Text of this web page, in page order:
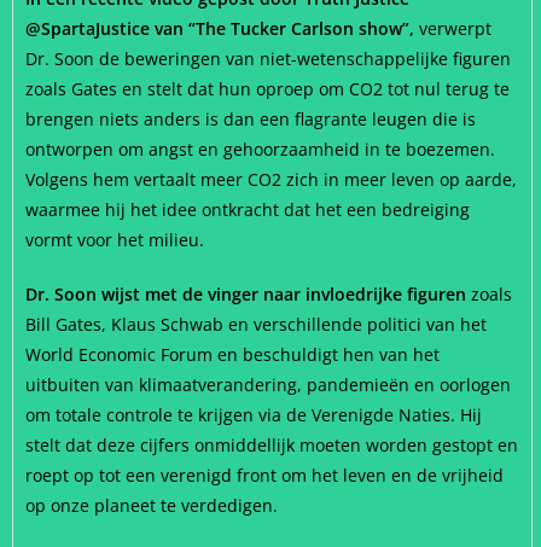
@SpartaJustice van “The Tucker Carlson show”, verwerpt
Dr. Soon de beweringen van niet-wetenschappelijke figuren
zoals Gates en stelt dat hun oproep om CO2 tot nul terug te
brengen niets anders is dan een flagrante leugen die is
ontworpen om angst en gehoorzaamheid in te boezemen.
Volgens hem vertaalt meer CO2 zich in meer leven op aarde,
waarmee hij het idee ontkracht dat het een bedreiging
vormt voor het milieu.
Dr. Soon wijst met de vinger naar invloedrijke figuren zoals
Bill Gates, Klaus Schwab en verschillende politici van het
World Economic Forum en beschuldigt hen van het
uitbuiten van klimaatverandering, pandemieën en oorlogen
om totale controle te krijgen via de Verenigde Naties. Hij
stelt dat deze cijfers onmiddellijk moeten worden gestopt en
roept op tot een verenigd front om het leven en de vrijheid
op onze planeet te verdedigen.